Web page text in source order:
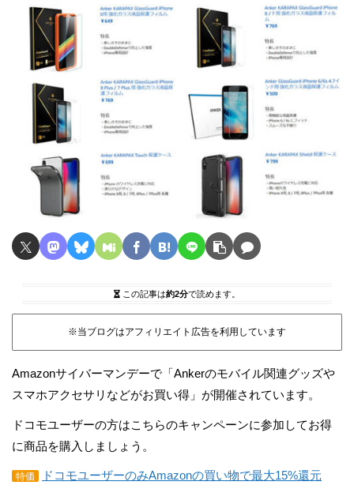
この記事は約2分で読めます。
※当ブログはアフィリエイト広告を利用しています
Amazonサイバーマンデーで「Ankerのモバイル関連グッズや
スマホアクセサリなどがお買い得」が開催されています。
ドコモユーザーの方はこちらのキャンペーンに参加してお得
に商品を購入しましょう。
特価 ドコモユーザーのみAmazonの買い物で最大15%還元